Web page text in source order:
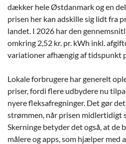
dækker hele Østdanmark og en
prisen her kan adskille sig lidt fra
landet. I 2026 har den
omkring 2,52 kr. pr. kWh inkl.
variationer afhængig af tidspunkt
Lokale forbrugere har generelt
priser, fordi flere udbydere nu
nyere fleksafregninger. Det gør
strømmen, når prisen midlertidigt
Skerninge betyder det også, at de
målere og apps, som hjælper med